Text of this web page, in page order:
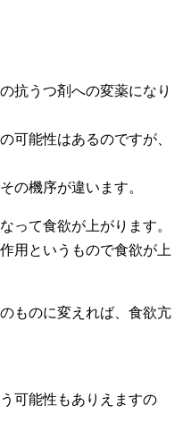
抗うつ剤への変薬になり
可能性はあるのですが、
の機序が違います。
って食欲が上がります。
用というもので食欲が上
ものに変えれば、食欲亢
可能性もありえますの